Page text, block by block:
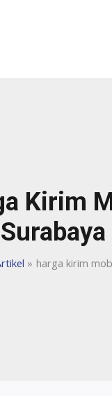
Kirim
Surabaya
harga kirim